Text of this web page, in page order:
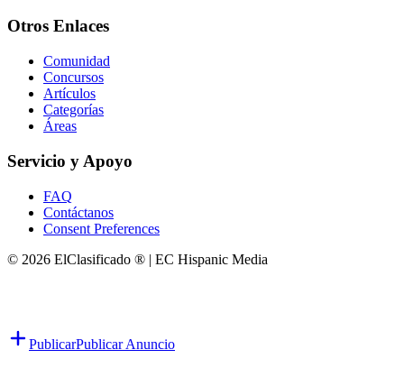
Otros Enlaces
Comunidad
Concursos
Artículos
Categorías
Áreas
Servicio y Apoyo
FAQ
Contáctanos
Consent Preferences
© 2026 ElClasificado ® | EC Hispanic Media
PublicarPublicar Anuncio